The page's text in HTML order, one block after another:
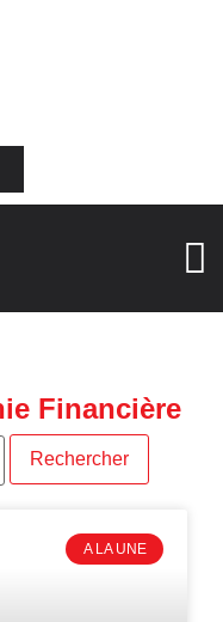
A LA UNE